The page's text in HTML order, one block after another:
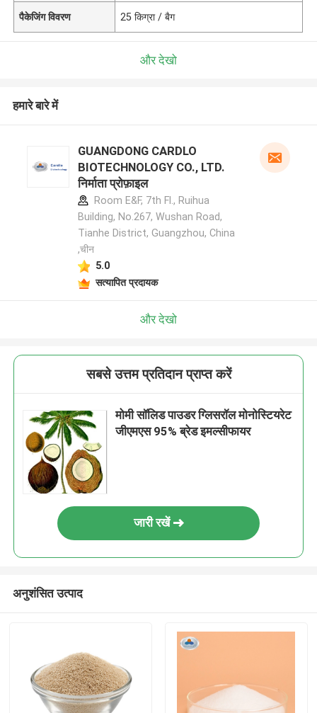
पैकेजिंग विवरण 25 किग्रा / बैग
और देखो
हमारे बारे में
GUANGDONG CARDLO
BIOTECHNOLOGY CO., LTD.
निर्माता प्रोफ़ाइल
Room E&F, 7th Fl., Ruihua
Building, No.267, Wushan Road,
Tianhe District, Guangzhou, China
,चीन
5.0
सत्यापित प्रदायक
और देखो
सबसे उत्तम प्रतिदान प्राप्त करें
मोमी सॉलिड पाउडर ग्लिसरॉल मोनोस्टियरेट
जीएमएस 95% ब्रेड इमल्सीफायर
जारी रखें
अनुशंसित उत्पाद